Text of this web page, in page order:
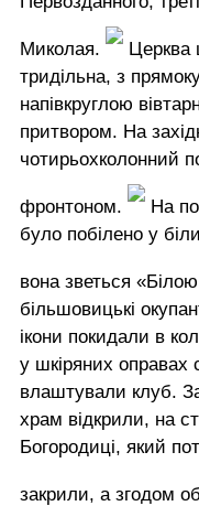
Миколая.
Церква
тридільна, з
напівкруглою
притвором. На
чотирьохколонний
фронтоном.
На
було побілено у
вона зветься
більшовицькі
ікони покидали в
у шкіряних оправах
влаштували клуб.
храм відкрили, на
Богородиці, який
закрили, а згодом